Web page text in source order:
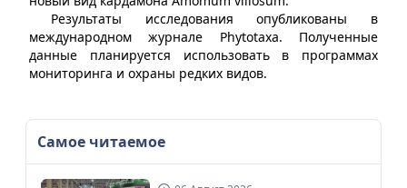
Результаты исследования опубликованы в
международном журнале Phytotaxa. Полученные
данные планируется использовать в программах
мониторинга и охраны редких видов.
Самое читаемое